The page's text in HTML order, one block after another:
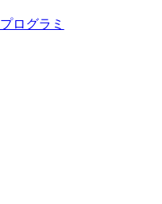
プログラミ